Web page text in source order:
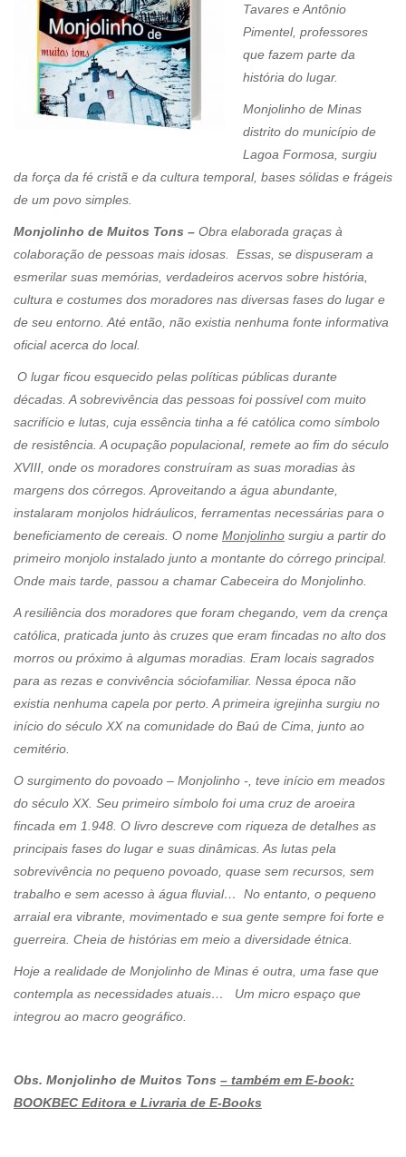
Tavares e Antônio
Pimentel, professores
que fazem parte da
história do lugar.
Monjolinho de Minas
distrito do município de
Lagoa Formosa, surgiu
da força da fé cristã e da cultura temporal, bases sólidas e frágeis
de um povo simples.
Monjolinho de Muitos Tons – Obra elaborada graças à
colaboração de pessoas mais idosas. Essas, se dispuseram a
esmerilar suas memórias, verdadeiros acervos sobre história,
cultura e costumes dos moradores nas diversas fases do lugar e
de seu entorno. Até então, não existia nenhuma fonte informativa
oficial acerca do local.
O lugar ficou esquecido pelas políticas públicas durante
décadas. A sobrevivência das pessoas foi possível com muito
sacrifício e lutas, cuja essência tinha a fé católica como símbolo
de resistência. A ocupação populacional, remete ao fim do século
XVIII, onde os moradores construíram as suas moradias às
margens dos córregos. Aproveitando a água abundante,
instalaram monjolos hidráulicos, ferramentas necessárias para o
beneficiamento de cereais. O nome Monjolinho surgiu a partir do
primeiro monjolo instalado junto a montante do córrego principal.
Onde mais tarde, passou a chamar Cabeceira do Monjolinho.
A resiliência dos moradores que foram chegando, vem da crença
católica, praticada junto às cruzes que eram fincadas no alto dos
morros ou próximo à algumas moradias. Eram locais sagrados
para as rezas e convivência sóciofamiliar. Nessa época não
existia nenhuma capela por perto. A primeira igrejinha surgiu no
início do século XX na comunidade do Baú de Cima, junto ao
cemitério.
O surgimento do povoado – Monjolinho -, teve início em meados
do século XX. Seu primeiro símbolo foi uma cruz de aroeira
fincada em 1.948. O livro descreve com riqueza de detalhes as
principais fases do lugar e suas dinâmicas. As lutas pela
sobrevivência no pequeno povoado, quase sem recursos, sem
trabalho e sem acesso à água fluvial… No entanto, o pequeno
arraial era vibrante, movimentado e sua gente sempre foi forte e
guerreira. Cheia de histórias em meio a diversidade étnica.
Hoje a realidade de Monjolinho de Minas é outra, uma fase que
contempla as necessidades atuais… Um micro espaço que
integrou ao macro geográfico.
Obs. Monjolinho de Muitos Tons – também em E-book:
BOOKBEC Editora e Livraria de E-Books